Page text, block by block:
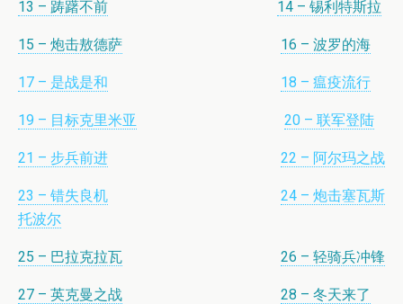
13 – 踌躇不前 14 – 锡利特斯拉
15 – 炮击敖德萨 16 – 波罗的海
17 – 是战是和 18 – 瘟疫流行
19 – 目标克里米亚 20 – 联军登陆
21 – 步兵前进 22 – 阿尔玛之战
23 – 错失良机
24 – 炮击塞瓦斯
托波尔
25 – 巴拉克拉瓦 26 – 轻骑兵冲锋
27 – 英克曼之战 28 – 冬天来了